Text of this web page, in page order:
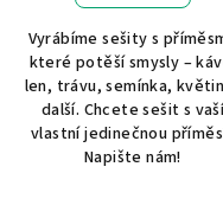
Vyrábíme sešity s
které potěší smysly –
len, trávu, semínka,
další. Chcete sešit s
vlastní jedinečnou
Napište nám!